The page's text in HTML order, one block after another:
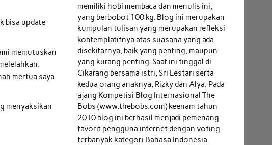
bisa update
memutuskan
mertua saya
menyaksikan
memiliki hobi membaca dan menulis ini,
yang berbobot 100 kg. Blog ini merupakan
kumpulan tulisan yang merupakan refleksi
kontemplatifnya atas suasana yang ada
disekitarnya, baik yang penting, maupun
yang kurang penting. Saat ini tinggal di
Cikarang bersama istri, Sri Lestari serta
kedua orang anaknya, Rizky dan Alya. Pada
ajang Kompetisi Blog Internasional The
Bobs (www.thebobs.com) keenam tahun
2010 blog ini berhasil menjadi pemenang
favorit pengguna internet dengan voting
terbanyak kategori Bahasa Indonesia.